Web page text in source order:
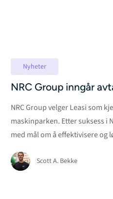
Nyheter
NRC Group inngår
NRC Group velger Leasi som
maskinparken. Etter suksess i
med mål om å effektivisere og
Scott A. Bekke